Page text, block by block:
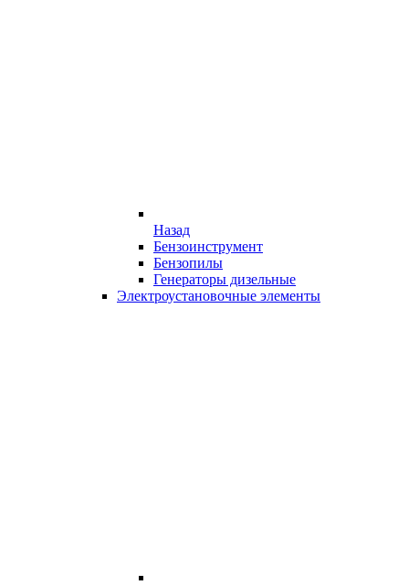
Назад
Бензоинструмент
Бензопилы
Генераторы дизельные
Электроустановочные элементы